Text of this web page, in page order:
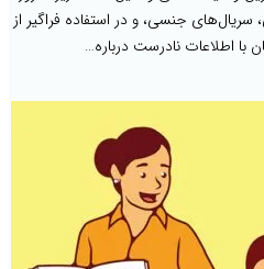
جنسی، و در استفاده فراگیر از
با اطلاعات نادرست درباره…